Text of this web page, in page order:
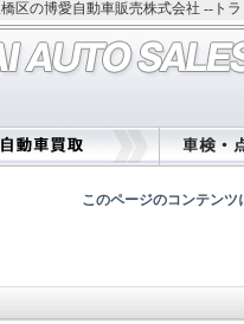
の博愛自動車販売株式会社 --トラ
このページのコンテンツ